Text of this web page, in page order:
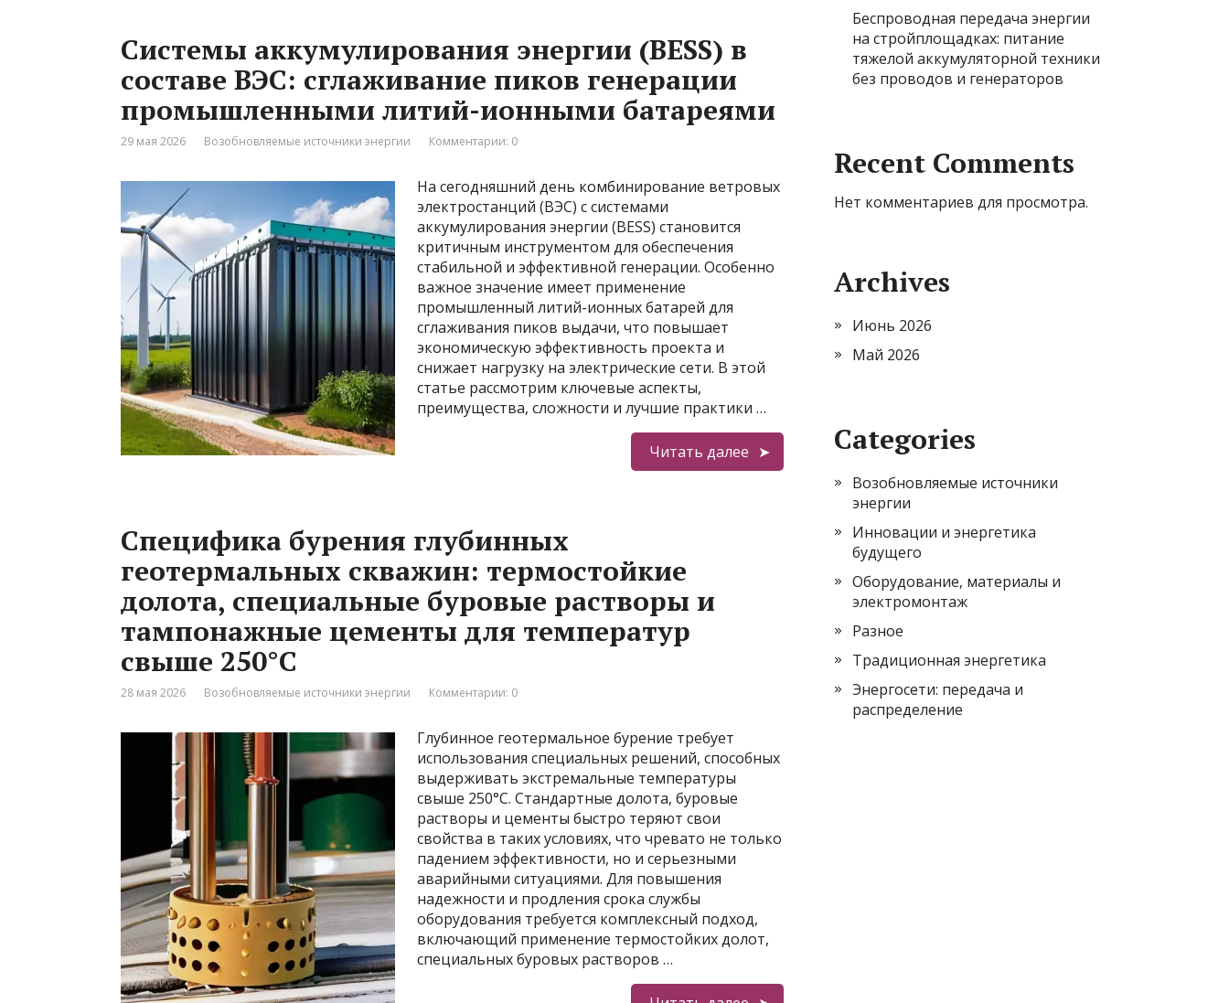
Системы аккумулирования энергии (BESS) в
составе ВЭС: сглаживание пиков генерации
промышленными литий-ионными батареями
29 мая 2026 Возобновляемые источники энергии Комментарии: 0
На сегодняшний день комбинирование ветровых
электростанций (ВЭС) с системами
аккумулирования энергии (BESS) становится
критичным инструментом для обеспечения
стабильной и эффективной генерации. Особенно
важное значение имеет применение
промышленный литий-ионных батарей для
сглаживания пиков выдачи, что повышает
экономическую эффективность проекта и
снижает нагрузку на электрические сети. В этой
статье рассмотрим ключевые аспекты,
преимущества, сложности и лучшие практики …
Читать далее
Специфика бурения глубинных
геотермальных скважин: термостойкие
долота, специальные буровые растворы и
тампонажные цементы для температур
свыше 250°C
28 мая 2026 Возобновляемые источники энергии Комментарии: 0
Глубинное геотермальное бурение требует
использования специальных решений, способных
выдерживать экстремальные температуры
свыше 250°C. Стандартные долота, буровые
растворы и цементы быстро теряют свои
свойства в таких условиях, что чревато не только
падением эффективности, но и серьезными
аварийными ситуациями. Для повышения
надежности и продления срока службы
оборудования требуется комплексный подход,
включающий применение термостойких долот,
специальных буровых растворов …
Беспроводная передача энергии
на стройплощадках: питание
тяжелой аккумуляторной техники
без проводов и генераторов
Recent Comments
Нет комментариев для просмотра.
Archives
Июнь 2026
Май 2026
Categories
Возобновляемые источники
энергии
Инновации и энергетика
будущего
Оборудование, материалы и
электромонтаж
Разное
Традиционная энергетика
Энергосети: передача и
распределение